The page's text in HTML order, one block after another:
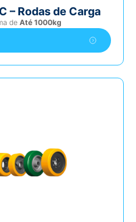
– Rodas de Carga
de Até 1000kg